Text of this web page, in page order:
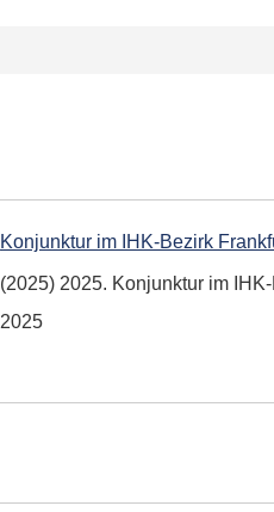
Konjunktur im IHK-Bezirk
(2025) 2025. Konjunktur im
2025